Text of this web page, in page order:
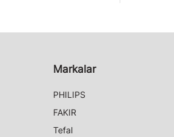
Markalar
PHILIPS
FAKIR
Tefal